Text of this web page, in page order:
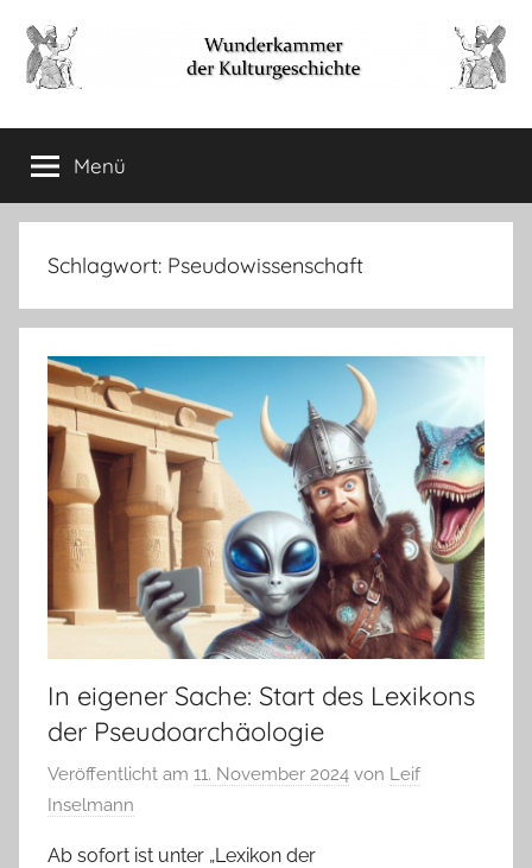
Inhalt
springen
Wunderkammer
der
Kulturgeschichte
Geschichte
&
Archäologie
Menü
Schlagwort: Pseudowissenschaft
In eigener Sache: Start des Lexikons
der Pseudoarchäologie
Veröffentlicht am 11. November 2024 von Leif
Inselmann
Ab sofort ist unter „Lexikon der